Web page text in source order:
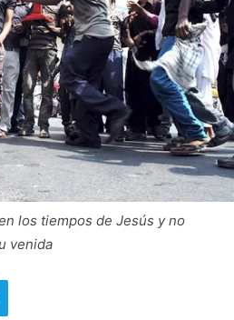
los tiempos de Jesús y no
venida